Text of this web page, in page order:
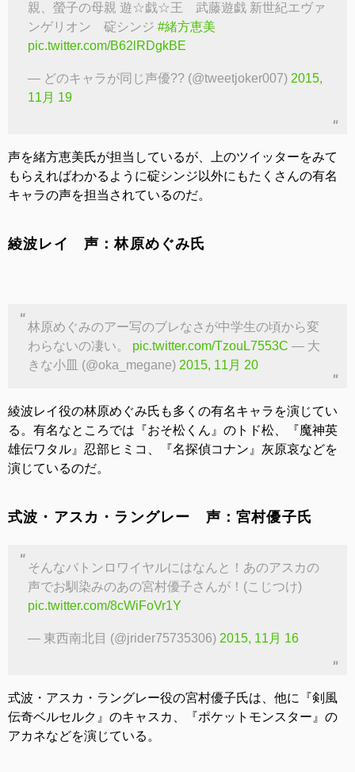
親、螢子の母親 遊☆戯☆王 武藤遊戯 新世紀エヴァ
ンゲリオン 碇シンジ #緒方恵美
pic.twitter.com/B62lRDgkBE
— どのキャラが同じ声優?? (@tweetjoker007) 2015,
11月 19
声を緒方恵美氏が担当しているが、上のツイッターをみて
もらえればわかるように碇シンジ以外にもたくさんの有名
キャラの声を担当されているのだ。
綾波レイ 声：林原めぐみ氏
林原めぐみのアー写のブレなさが中学生の頃から変
わらないの凄い。 pic.twitter.com/TzouL7553C — 大
きな小皿 (@oka_megane) 2015, 11月 20
綾波レイ役の林原めぐみ氏も多くの有名キャラを演じてい
る。有名なところでは『おそ松くん』のトド松、『魔神英
雄伝ワタル』忍部ヒミコ、『名探偵コナン』灰原哀などを
演じているのだ。
式波・アスカ・ラングレー 声：宮村優子氏
そんなバトンロワイヤルにはなんと！あのアスカの
声でお馴染みのあの宮村優子さんが！(こじつけ)
pic.twitter.com/8cWiFoVr1Y
— 東西南北目 (@jrider75735306) 2015, 11月 16
式波・アスカ・ラングレー役の宮村優子氏は、他に『剣風
伝奇ベルセルク』のキャスカ、『ポケットモンスター』の
アカネなどを演じている。